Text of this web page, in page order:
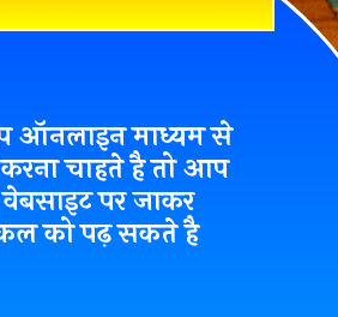
ऑनलाइन माध्यम से
चाहते है तो आप
वेबसाइट पर जाकर
को पढ़ सकते है